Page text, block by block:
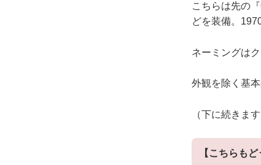
こちらは先の
どを装備。
ネーミングは
外観を除く基
（下に続きます
【こちらもど